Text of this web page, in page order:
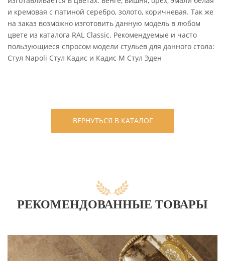
и кремовая с патиной серебро, золото, коричневая. Так же
на заказ возможно изготовить данную модель в любом
цвете из каталога RAL Classic. Рекомендуемые и часто
пользующиеся спросом модели стульев для данного стола:
Стул Napoli Стул Кадис и Кадис М Стул Эден
ВЕРНУТЬСЯ В КАТАЛОГ
РЕКОМЕНДОВАННЫЕ ТОВАРЫ